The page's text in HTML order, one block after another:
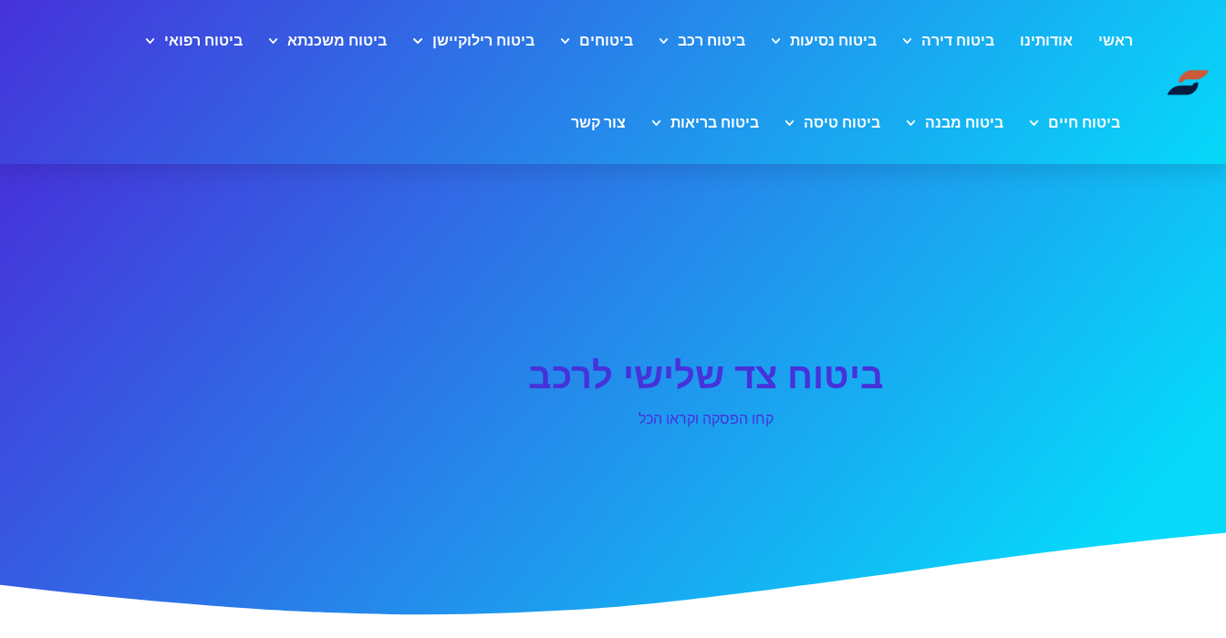
ראשי אודותינו ביטוח דירה ביטוח נסיעות ביטוח רכב ביטוחים ביטוח רילוקיישן ביטוח משכנתא ביטוח רפואי
ביטוח חיים ביטוח מבנה ביטוח טיסה ביטוח בריאות צור קשר
ביטוח צד שלישי לרכב
קחו הפסקה וקראו הכל